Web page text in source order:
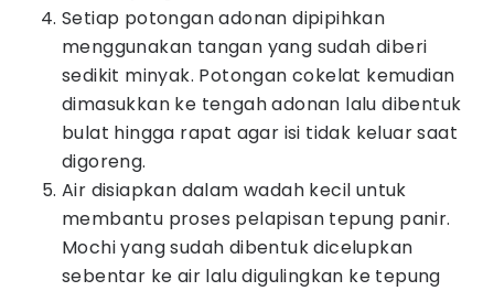
Setiap potongan adonan dipipihkan
menggunakan tangan yang sudah diberi
sedikit minyak. Potongan cokelat kemudian
dimasukkan ke tengah adonan lalu dibentuk
bulat hingga rapat agar isi tidak keluar saat
digoreng.
Air disiapkan dalam wadah kecil untuk
membantu proses pelapisan tepung panir.
Mochi yang sudah dibentuk dicelupkan
sebentar ke air lalu digulingkan ke tepung